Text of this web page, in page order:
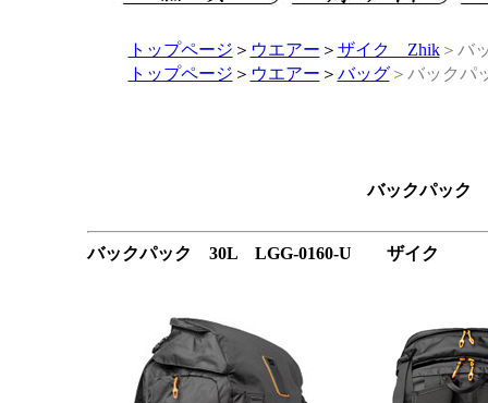
トップページ ＞ ウエアー ＞ ザイク Zhik＞バ
トップページ ＞ ウエアー ＞ バッグ＞バックパ
バックパッ
バックパック 30L LGG-0160-U ザイク